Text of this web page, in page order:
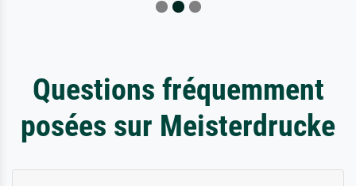
Questions fréquemment
posées sur Meisterdrucke